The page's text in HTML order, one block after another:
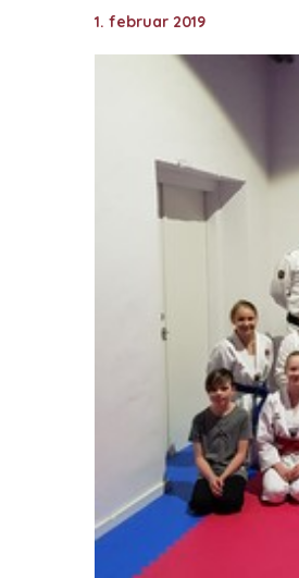
1. februar 2019